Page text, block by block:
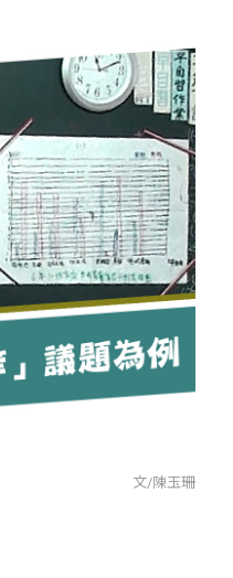
文/陳玉珊